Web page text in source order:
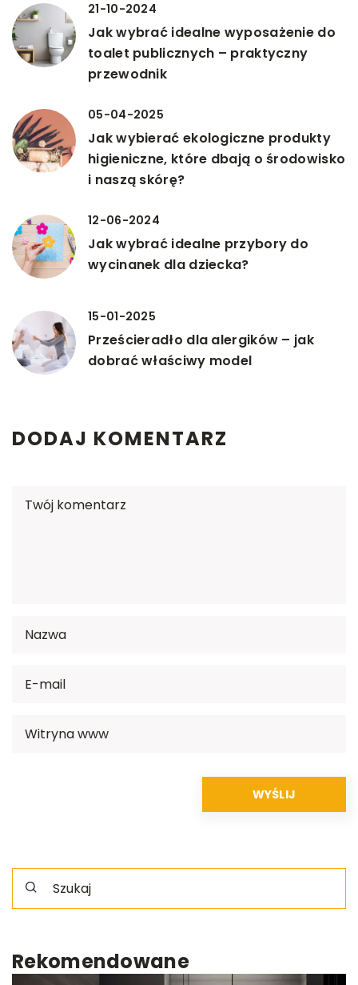
21-10-2024
Jak wybrać idealne wyposażenie do
toalet publicznych – praktyczny
przewodnik
05-04-2025
Jak wybierać ekologiczne produkty
higieniczne, które dbają o środowisko
i naszą skórę?
12-06-2024
Jak wybrać idealne przybory do
wycinanek dla dziecka?
15-01-2025
Prześcieradło dla alergików – jak
dobrać właściwy model
DODAJ KOMENTARZ
Rekomendowane